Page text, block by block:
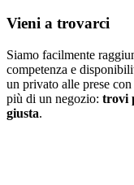
Vieni a trovarci
Siamo facilmente
competenza e
un privato alle prese
più di un negozio: trovi
giusta.